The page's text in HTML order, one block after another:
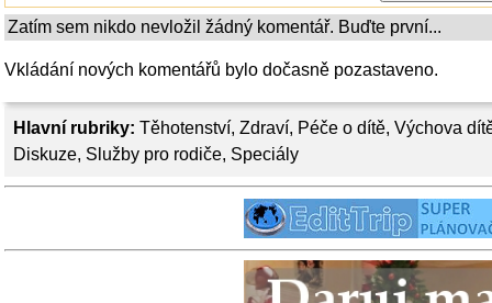
Hlavní rubriky: Těhotenství, Zdraví, Péče o dítě, Výchova
Diskuze, Služby pro rodiče, Speciály
Zatím sem nikdo nevložil žádný komentář. Buďte první...
Vkládání nových komentářů bylo dočasně pozastaveno.